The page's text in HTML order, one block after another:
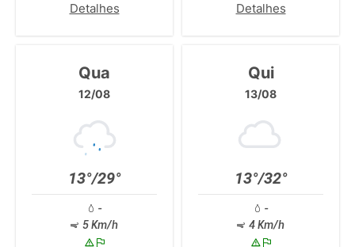
Detalhes Detalhes
Qua
12/08
13°/29°
-
5 Km/h
Qui
13/08
13°/32°
-
4 Km/h